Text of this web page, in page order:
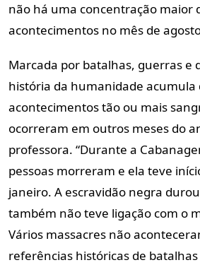
não há uma concentração maior
acontecimentos no mês de
Marcada por batalhas, guerras e
história da humanidade acumula
acontecimentos tão ou mais
ocorreram em outros meses do
professora. “Durante a
pessoas morreram e ela teve
janeiro. A escravidão negra
também não teve ligação com o
Vários massacres não
referências históricas de